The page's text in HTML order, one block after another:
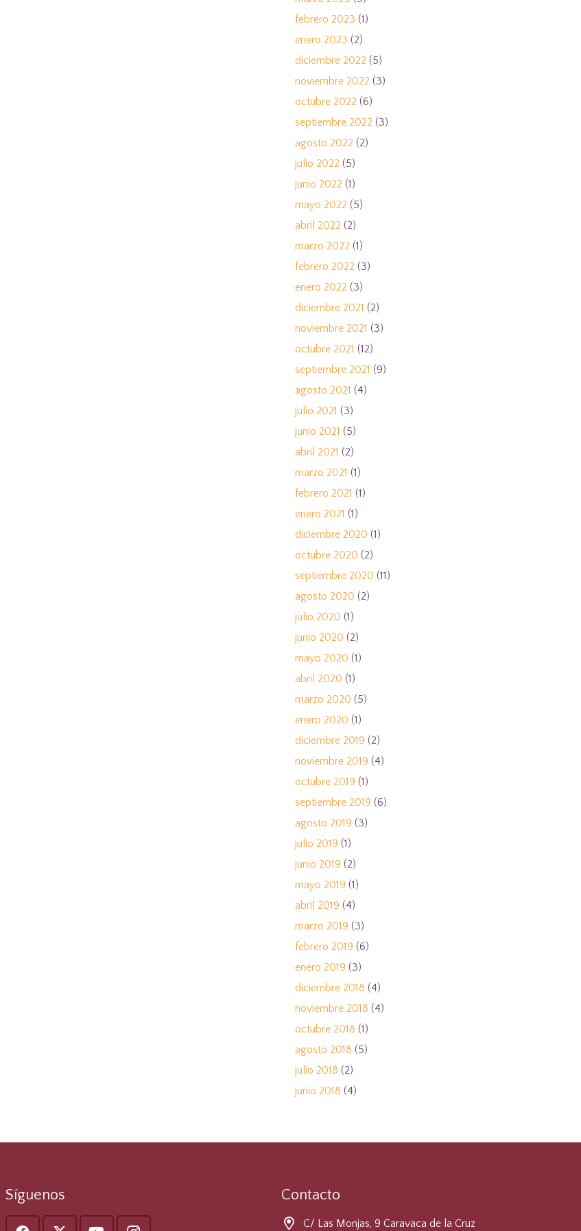
febrero 2023 (1)
enero 2023 (2)
diciembre 2022 (5)
noviembre 2022 (3)
octubre 2022 (6)
septiembre 2022 (3)
agosto 2022 (2)
julio 2022 (5)
junio 2022 (1)
mayo 2022 (5)
abril 2022 (2)
marzo 2022 (1)
febrero 2022 (3)
enero 2022 (3)
diciembre 2021 (2)
noviembre 2021 (3)
octubre 2021 (12)
septiembre 2021 (9)
agosto 2021 (4)
julio 2021 (3)
junio 2021 (5)
abril 2021 (2)
marzo 2021 (1)
febrero 2021 (1)
enero 2021 (1)
diciembre 2020 (1)
octubre 2020 (2)
septiembre 2020 (11)
agosto 2020 (2)
julio 2020 (1)
junio 2020 (2)
mayo 2020 (1)
abril 2020 (1)
marzo 2020 (5)
enero 2020 (1)
diciembre 2019 (2)
noviembre 2019 (4)
octubre 2019 (1)
septiembre 2019 (6)
agosto 2019 (3)
julio 2019 (1)
junio 2019 (2)
mayo 2019 (1)
abril 2019 (4)
marzo 2019 (3)
febrero 2019 (6)
enero 2019 (3)
diciembre 2018 (4)
noviembre 2018 (4)
octubre 2018 (1)
agosto 2018 (5)
julio 2018 (2)
junio 2018 (4)
Síguenos Contacto
C/ Las Monjas, 9 Caravaca de la Cruz